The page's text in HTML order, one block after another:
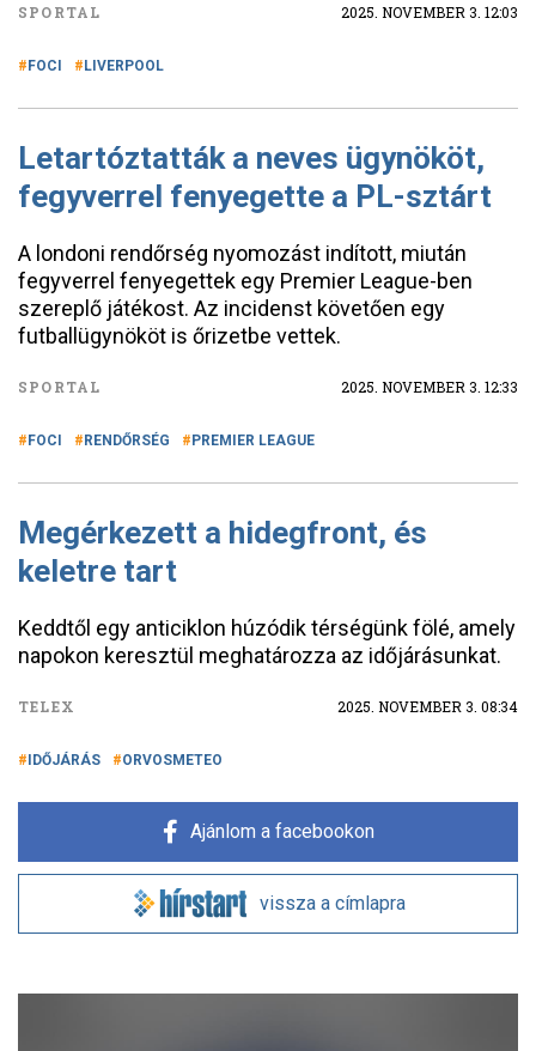
SPORTAL 2025. NOVEMBER 3. 12:03
FOCI LIVERPOOL
Letartóztatták a neves ügynököt,
fegyverrel fenyegette a PL-sztárt
A londoni rendőrség nyomozást indított, miután
fegyverrel fenyegettek egy Premier League-ben
szereplő játékost. Az incidenst követően egy
futballügynököt is őrizetbe vettek.
SPORTAL 2025. NOVEMBER 3. 12:33
FOCI RENDŐRSÉG PREMIER LEAGUE
Megérkezett a hidegfront, és
keletre tart
Keddtől egy anticiklon húzódik térségünk fölé, amely
napokon keresztül meghatározza az időjárásunkat.
TELEX 2025. NOVEMBER 3. 08:34
IDŐJÁRÁS ORVOSMETEO
Ajánlom a facebookon
vissza a címlapra